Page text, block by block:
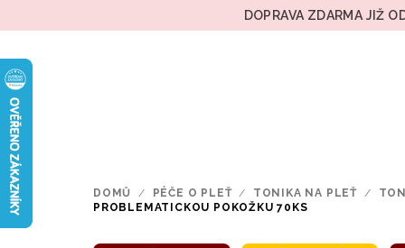
na
DOPRAVA ZDARMA JIŽ
DOMŮ / PÉČE O PLEŤ / TONIKA NA PLEŤ /
PROBLEMATICKOU POKOŽKU 70KS